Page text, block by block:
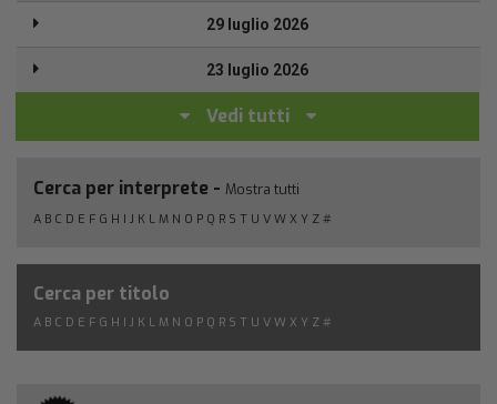
29 luglio 2026
23 luglio 2026
Vedi tutti
Cerca per interprete - Mostra tutti
A B C D E F G H I J K L M N O P Q R S T U V W X Y Z #
Cerca per titolo
A B C D E F G H I J K L M N O P Q R S T U V W X Y Z #